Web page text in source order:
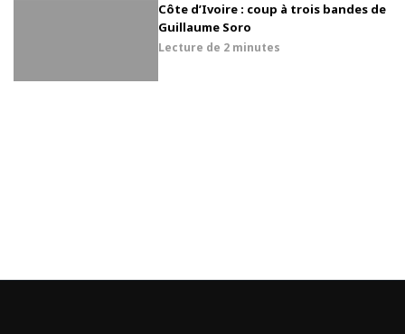
Côte d’Ivoire : coup à trois bandes de
Guillaume Soro
Lecture de 2 minutes